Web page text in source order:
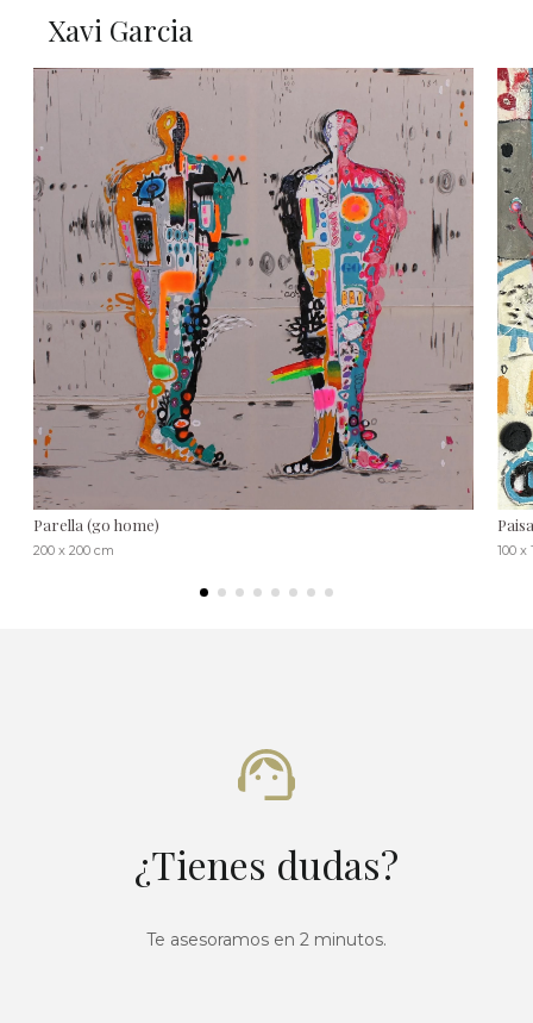
Xavi Garcia
Parella (go home)
200 x 200 cm 100 x
¿Tienes dudas?
Te asesoramos en 2 minutos.